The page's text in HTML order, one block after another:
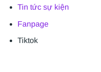
Tin tức sự kiện
Fanpage
Tiktok